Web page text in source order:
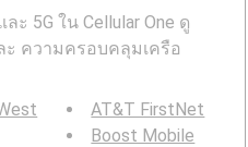
5G ใน Cellular One ดู
ความครอบคลุมเครือ
AT&T FirstNet
Boost Mobile